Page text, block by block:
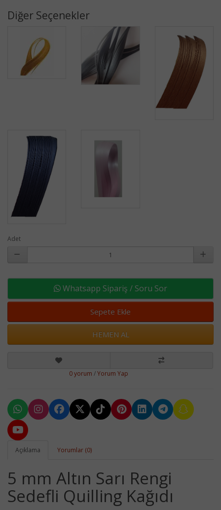
Diğer Seçenekler
Adet
Whatsapp Sipariş / Soru Sor
Sepete Ekle
HEMEN AL
0 yorum /Yorum Yap
Açıklama Yorumlar (0)
5 mm Altın Sarı Rengi
Sedefli Quilling Kağıdı